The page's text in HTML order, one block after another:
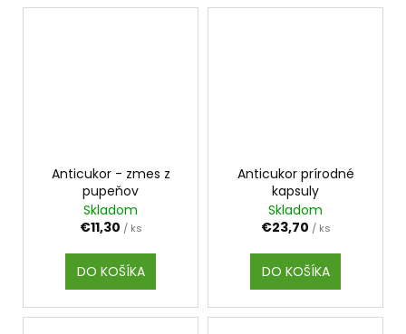
Anticukor - zmes z
pupeňov
Skladom
€11,30 / ks
DO KOŠÍKA
Anticukor prírodné
kapsuly
Skladom
€23,70 / ks
DO KOŠÍKA